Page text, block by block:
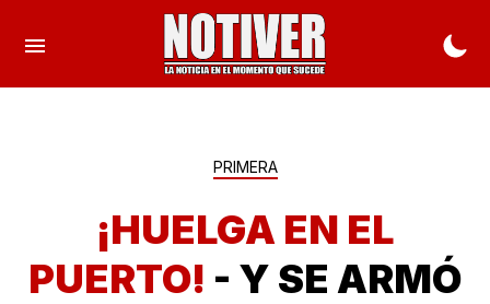
PRIMERA
¡HUELGA EN EL
PUERTO! - Y SE ARMÓ